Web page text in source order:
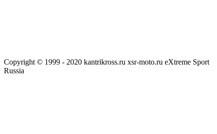
Copyright © 1999 - 2020 kantrikross.ru xsr-moto.ru eXtreme Sport
Russia